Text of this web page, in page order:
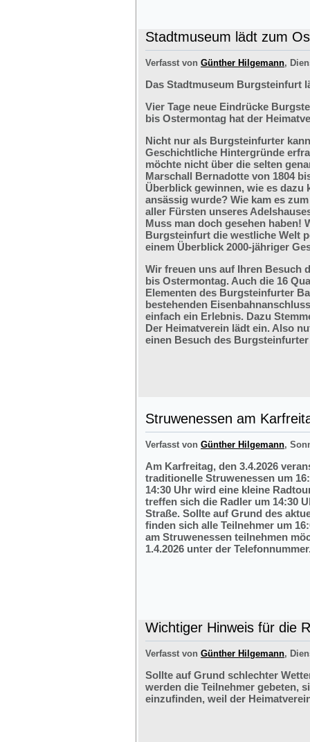
Stadtmuseum lädt zum
Verfasst von Günther Hilgemann,
Das Stadtmuseum Burgsteinfurt
Vier Tage neue Eindrücke
bis Ostermontag hat der
Nicht nur als Burgsteinfurter
Geschichtliche Hintergründe
möchte nicht über die selten
Marschall Bernadotte von 1804
Überblick gewinnen, wie es dazu
ansässig wurde? Wie kam es
aller Fürsten unseres
Muss man doch gesehen haben!
Burgsteinfurt die westliche Welt
einem Überblick 2000-jähriger
Wir freuen uns auf Ihren Besuch
bis Ostermontag. Auch die 16
Elementen des Burgsteinfurter
bestehenden
einfach ein Erlebnis. Dazu
Der Heimatverein lädt ein. Also
einen Besuch des
Struwenessen am
Verfasst von Günther Hilgemann,
Am Karfreitag, den 3.4.2026
traditionelle Struwenessen um
14:30 Uhr wird eine kleine
treffen sich die Radler um 14:30
Straße. Sollte auf Grund des
finden sich alle Teilnehmer um
am Struwenessen teilnehmen
1.4.2026 unter der
Wichtiger Hinweis für die
Verfasst von Günther Hilgemann,
Sollte auf Grund schlechter
werden die Teilnehmer gebeten,
einzufinden, weil der